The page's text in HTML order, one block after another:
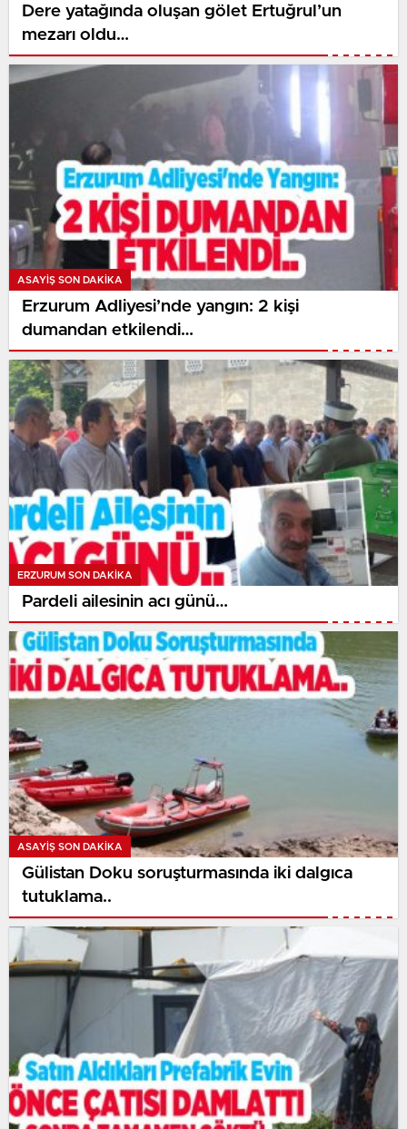
Dere yatağında oluşan gölet Ertuğrul’un
mezarı oldu…
ASAYİŞ SON DAKİKA
Erzurum Adliyesi’nde yangın: 2 kişi
dumandan etkilendi…
ERZURUM SON DAKİKA
Pardeli ailesinin acı günü…
ASAYİŞ SON DAKİKA
Gülistan Doku soruşturmasında iki dalgıca
tutuklama..